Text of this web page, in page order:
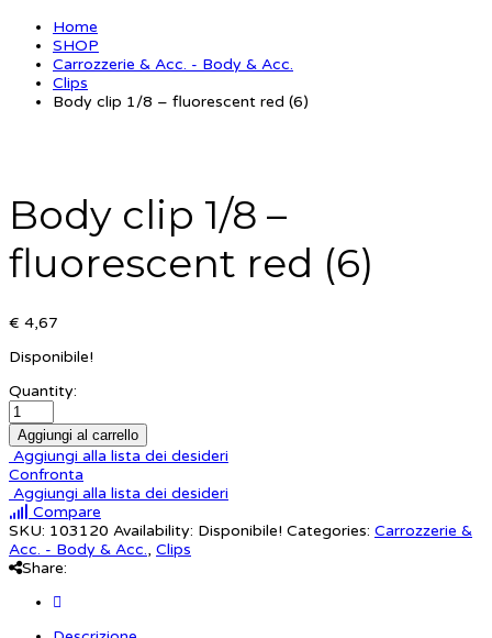
Home
SHOP
Carrozzerie & Acc. - Body & Acc.
Clips
Body clip 1/8 – fluorescent red (6)
Body clip 1/8 –
fluorescent red (6)
€ 4,67
Disponibile!
Quantity:
Aggiungi al carrello
Aggiungi alla lista dei desideri
Confronta
Aggiungi alla lista dei desideri
Compare
SKU: 103120 Availability: Disponibile! Categories: Carrozzerie &
Acc. - Body & Acc., Clips
Share: